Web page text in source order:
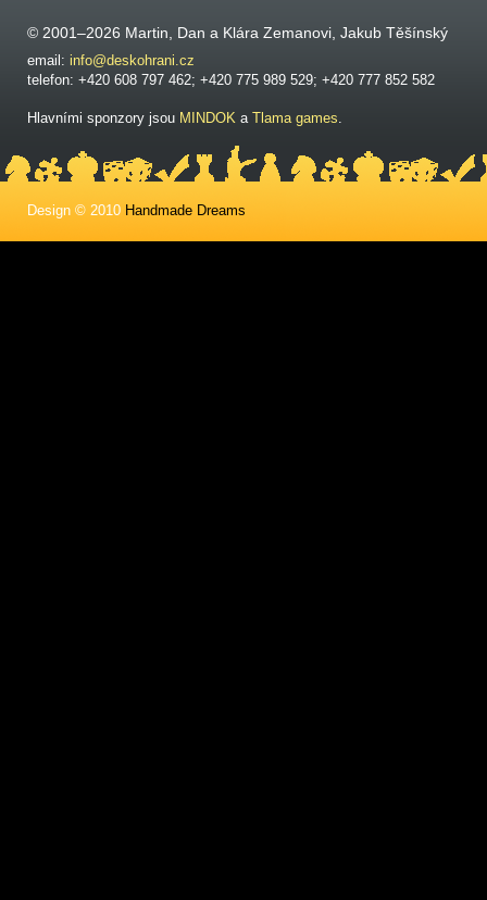
© 2001–2026 Martin, Dan a Klára Zemanovi, Jakub Těšínský
email: info@deskohrani.cz
telefon: +420 608 797 462; +420 775 989 529; +420 777 852 582
Hlavními sponzory jsou MINDOK a Tlama games.
Design © 2010 Handmade Dreams